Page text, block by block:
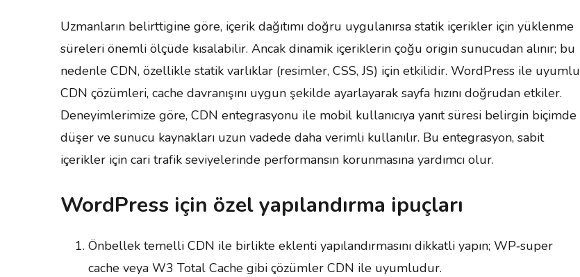
Uzmanların belirttigine göre, içerik dağıtımı doğru uygulanırsa statik içerikler için yüklenme
süreleri önemli ölçüde kısalabilir. Ancak dinamik içeriklerin çoğu origin sunucudan alınır; bu
nedenle CDN, özellikle statik varlıklar (resimler, CSS, JS) için etkilidir. WordPress ile uyumlu
CDN çözümleri, cache davranışını uygun şekilde ayarlayarak sayfa hızını doğrudan etkiler.
Deneyimlerimize göre, CDN entegrasyonu ile mobil kullanıcıya yanıt süresi belirgin biçimde
düşer ve sunucu kaynakları uzun vadede daha verimli kullanılır. Bu entegrasyon, sabit
içerikler için cari trafik seviyelerinde performansın korunmasına yardımcı olur.
WordPress için özel yapılandırma ipuçları
Önbellek temelli CDN ile birlikte eklenti yapılandırmasını dikkatli yapın; WP‑super
cache veya W3 Total Cache gibi çözümler CDN ile uyumludur.